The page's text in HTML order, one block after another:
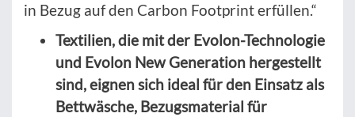
in Bezug auf den Carbon Footprint erfüllen.“
Textilien, die mit der Evolon-Technologie
und Evolon New Generation hergestellt
sind, eignen sich ideal für den Einsatz als
Bettwäsche, Bezugsmaterial für